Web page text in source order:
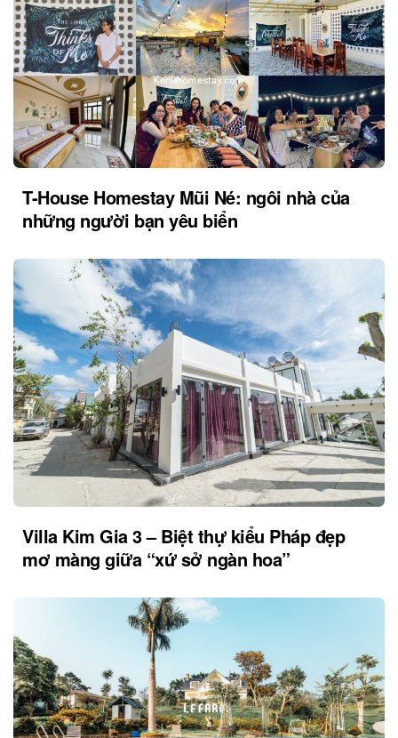
T-House Homestay Mũi Né: ngôi nhà của
những người bạn yêu biển
Villa Kim Gia 3 – Biệt thự kiểu Pháp đẹp
mơ màng giữa “xứ sở ngàn hoa”